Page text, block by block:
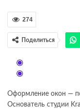
274
Поделиться
Оформление окон —
Основатель студии